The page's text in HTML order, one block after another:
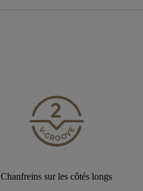
Chanfreins sur les côtés longs